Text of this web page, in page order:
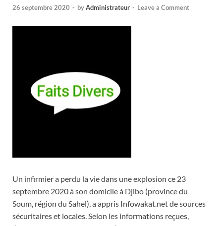
26 septembre 2020 - byAdministrateur - Leave a Comment
Un infirmier a perdu la vie dans une explosion ce 23
septembre 2020 à son domicile à Djibo (province du
Soum, région du Sahel), a appris Infowakat.net de sources
sécuritaires et locales. Selon les informations reçues,